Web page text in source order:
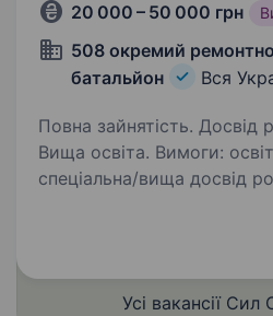
20 000 – 50 000 грн
508 окремий
батальйон
Вся
Повна зайнятість. Досвід
Вища освіта. Вимоги: освіта: середня, середня
спеціальна/вища досвід роботи від 1 року
Усі вакансії Сил